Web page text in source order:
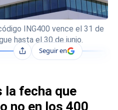
ING400 vence el 31 de
hasta el 30 de junio.
CompartirSeguir en
la fecha que
no en los 400